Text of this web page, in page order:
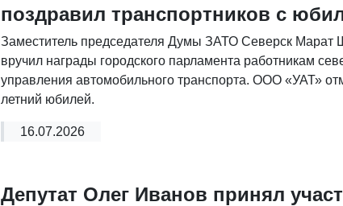
поздравил транспортников с
Заместитель председателя Думы ЗАТО Северск Марат
вручил награды городского парламента работникам
управления автомобильного транспорта. ООО «УАТ»
летний юбилей.
16.07.2026
Депутат Олег Иванов принял